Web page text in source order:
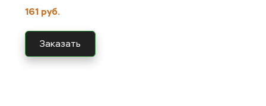
161 руб.
Заказать